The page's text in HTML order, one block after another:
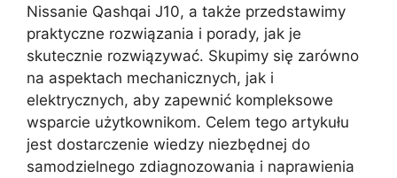
Nissanie Qashqai J10, a także przedstawimy
praktyczne rozwiązania i porady, jak je
skutecznie rozwiązywać. Skupimy się zarówno
na aspektach mechanicznych, jak i
elektrycznych, aby zapewnić kompleksowe
wsparcie użytkownikom. Celem tego artykułu
jest dostarczenie wiedzy niezbędnej do
samodzielnego zdiagnozowania i naprawienia